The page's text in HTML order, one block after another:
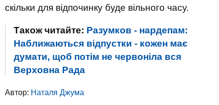
скільки для відпочинку буде вільного часу.
Також читайте: Разумков - нардепам:
Наближаються відпустки - кожен має
думати, щоб потім не червоніла вся
Верховна Рада
Автор: Наталя Джума